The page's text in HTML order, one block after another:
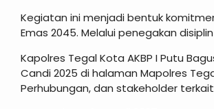
Kegiatan ini menjadi bentuk
Emas 2045. Melalui penegakan
Kapolres Tegal Kota AKBP I Putu
Candi 2025 di halaman Mapolres
Perhubungan, dan stakeholder